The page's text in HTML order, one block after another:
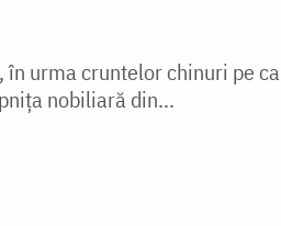
urma cruntelor chinuri pe
nobiliară din...